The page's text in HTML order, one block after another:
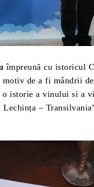
împreună cu istoricul
de a fi mândrii
o istorie a vinului si a
–